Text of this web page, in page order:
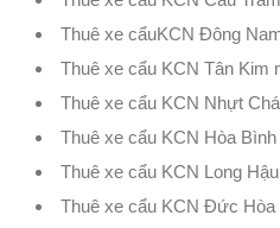
Thuê xe cẩuKCN Đông
Thuê xe cẩu KCN Tân Kim
Thuê xe cẩu KCN Nhựt
Thuê xe cẩu KCN Hòa Bình
Thuê xe cẩu KCN Long Hậu
Thuê xe cẩu KCN Đức Hòa